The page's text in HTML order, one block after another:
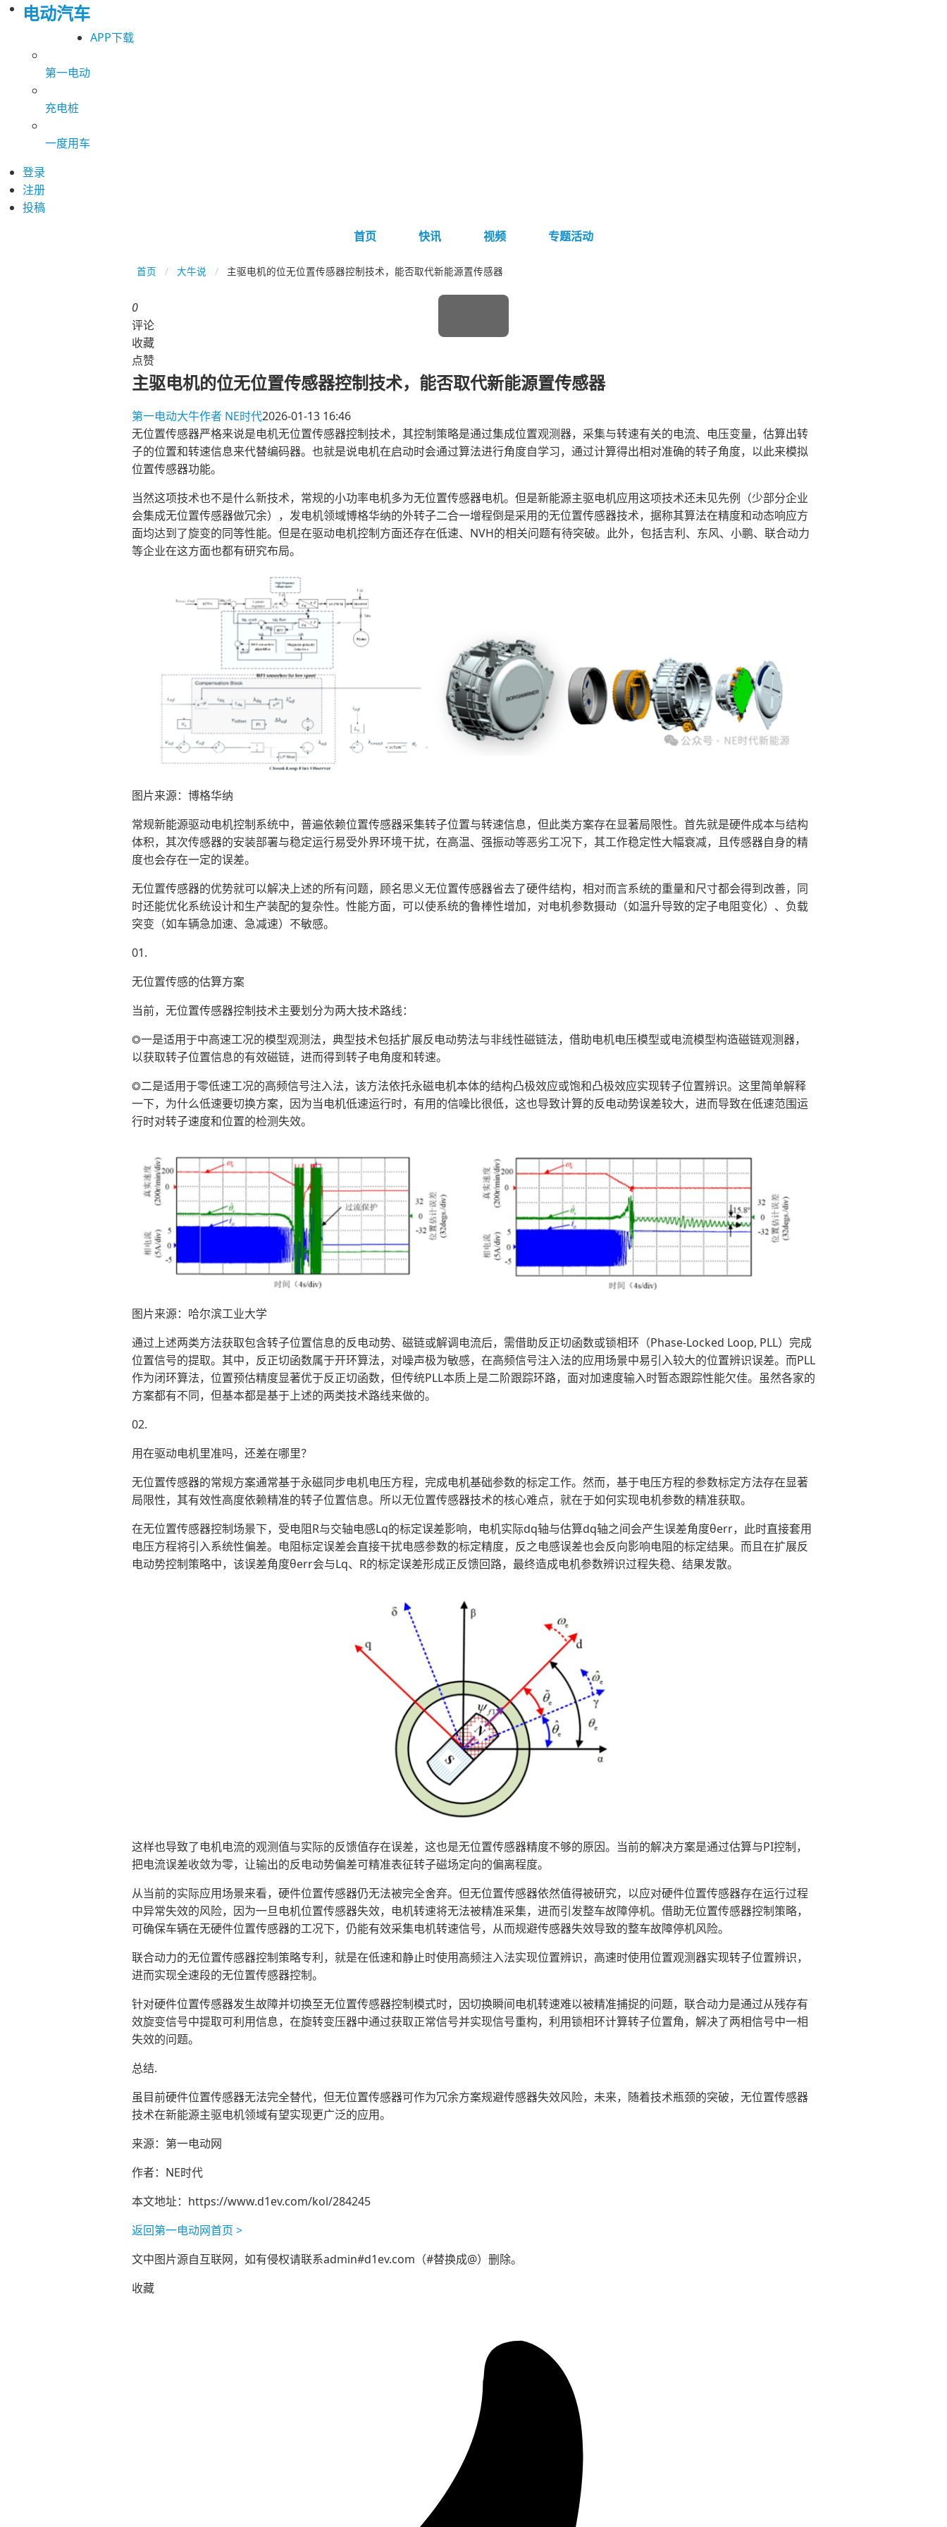
电动汽车
APP下载
第一电动
充电桩
一度用车
登录
注册
投稿
首页
快讯 视频 专题活动
首页 大牛说 主驱电机的位无位置传感器控制技术，能否取代新能源置传感器
0
评论
收藏
点赞
主驱电机的位无位置传感器控制技术，能否取代新能源置传感器
第一电动大牛作者 NE时代2026-01-13 16:46
无位置传感器严格来说是电机无位置传感器控制技术，其控制策略是通过集成位置观测器，采集与转速有关的电流、电压变量，估算出转
子的位置和转速信息来代替编码器。也就是说电机在启动时会通过算法进行角度自学习，通过计算得出相对准确的转子角度，以此来模拟
位置传感器功能。
当然这项技术也不是什么新技术，常规的小功率电机多为无位置传感器电机。但是新能源主驱电机应用这项技术还未见先例（少部分企业
会集成无位置传感器做冗余），发电机领域博格华纳的外转子二合一增程倒是采用的无位置传感器技术，据称其算法在精度和动态响应方
面均达到了旋变的同等性能。但是在驱动电机控制方面还存在低速、NVH的相关问题有待突破。此外，包括吉利、东风、小鹏、联合动力
等企业在这方面也都有研究布局。
图片来源：博格华纳
常规新能源驱动电机控制系统中，普遍依赖位置传感器采集转子位置与转速信息，但此类方案存在显著局限性。首先就是硬件成本与结构
体积，其次传感器的安装部署与稳定运行易受外界环境干扰，在高温、强振动等恶劣工况下，其工作稳定性大幅衰减，且传感器自身的精
度也会存在一定的误差。
无位置传感器的优势就可以解决上述的所有问题，顾名思义无位置传感器省去了硬件结构，相对而言系统的重量和尺寸都会得到改善，同
时还能优化系统设计和生产装配的复杂性。性能方面，可以使系统的鲁棒性增加，对电机参数摄动（如温升导致的定子电阻变化）、负载
突变（如车辆急加速、急减速）不敏感。
01.
无位置传感的估算方案
当前，无位置传感器控制技术主要划分为两大技术路线：
◎一是适用于中高速工况的模型观测法，典型技术包括扩展反电动势法与非线性磁链法，借助电机电压模型或电流模型构造磁链观测器，
以获取转子位置信息的有效磁链，进而得到转子电角度和转速。
◎二是适用于零低速工况的高频信号注入法，该方法依托永磁电机本体的结构凸极效应或饱和凸极效应实现转子位置辨识。这里简单解释
一下，为什么低速要切换方案，因为当电机低速运行时，有用的信噪比很低，这也导致计算的反电动势误差较大，进而导致在低速范围运
行时对转子速度和位置的检测失效。
图片来源：哈尔滨工业大学
通过上述两类方法获取包含转子位置信息的反电动势、磁链或解调电流后，需借助反正切函数或锁相环（Phase-Locked Loop, PLL）完成
位置信号的提取。其中，反正切函数属于开环算法，对噪声极为敏感，在高频信号注入法的应用场景中易引入较大的位置辨识误差。而PLL
作为闭环算法，位置预估精度显著优于反正切函数，但传统PLL本质上是二阶跟踪环路，面对加速度输入时暂态跟踪性能欠佳。虽然各家的
方案都有不同，但基本都是基于上述的两类技术路线来做的。
02.
用在驱动电机里准吗，还差在哪里？
无位置传感器的常规方案通常基于永磁同步电机电压方程，完成电机基础参数的标定工作。然而，基于电压方程的参数标定方法存在显著
局限性，其有效性高度依赖精准的转子位置信息。所以无位置传感器技术的核心难点，就在于如何实现电机参数的精准获取。
在无位置传感器控制场景下，受电阻R与交轴电感Lq的标定误差影响，电机实际dq轴与估算dq轴之间会产生误差角度θerr，此时直接套用
电压方程将引入系统性偏差。电阻标定误差会直接干扰电感参数的标定精度，反之电感误差也会反向影响电阻的标定结果。而且在扩展反
电动势控制策略中，该误差角度θerr会与Lq、R的标定误差形成正反馈回路，最终造成电机参数辨识过程失稳、结果发散。
这样也导致了电机电流的观测值与实际的反馈值存在误差，这也是无位置传感器精度不够的原因。当前的解决方案是通过估算与PI控制，
把电流误差收敛为零，让输出的反电动势偏差可精准表征转子磁场定向的偏离程度。
从当前的实际应用场景来看，硬件位置传感器仍无法被完全舍弃。但无位置传感器依然值得被研究，以应对硬件位置传感器存在运行过程
中异常失效的风险，因为一旦电机位置传感器失效，电机转速将无法被精准采集，进而引发整车故障停机。借助无位置传感器控制策略，
可确保车辆在无硬件位置传感器的工况下，仍能有效采集电机转速信号，从而规避传感器失效导致的整车故障停机风险。
联合动力的无位置传感器控制策略专利，就是在低速和静止时使用高频注入法实现位置辨识，高速时使用位置观测器实现转子位置辨识，
进而实现全速段的无位置传感器控制。
针对硬件位置传感器发生故障并切换至无位置传感器控制模式时，因切换瞬间电机转速难以被精准捕捉的问题，联合动力是通过从残存有
效旋变信号中提取可利用信息，在旋转变压器中通过获取正常信号并实现信号重构，利用锁相环计算转子位置角，解决了两相信号中一相
失效的问题。
总结.
虽目前硬件位置传感器无法完全替代，但无位置传感器可作为冗余方案规避传感器失效风险，未来，随着技术瓶颈的突破，无位置传感器
技术在新能源主驱电机领域有望实现更广泛的应用。
来源：第一电动网
作者：NE时代
本文地址： https://www.d1ev.com/kol/284245
返回第一电动网首页 >
文中图片源自互联网，如有侵权请联系admin#d1ev.com（#替换成@）删除。
收藏